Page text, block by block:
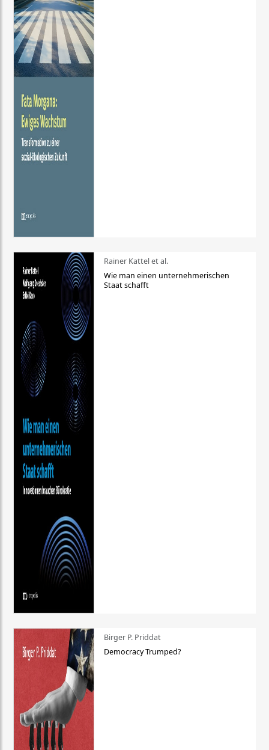
Rainer Kattel et al.
Wie man einen unternehmerischen
Staat schafft
Birger P. Priddat
Democracy Trumped?